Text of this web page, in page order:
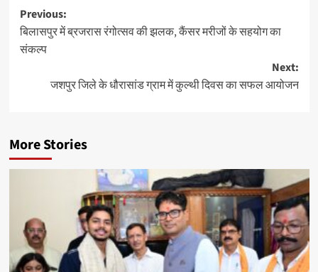
Post
navigation
Previous:
बिलासपुर में ब्रजरास रंगोत्सव की झलक, कैंसर मरीजों के सहयोग का
संकल्प
Next:
जशपुर जिले के धौरासांड ग्राम में कुल्थी दिवस का सफल आयोजन
More Stories